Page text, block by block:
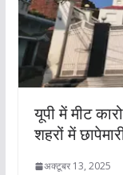
यूपी में मीट
शहरों में
अक्टूबर 13, 2025